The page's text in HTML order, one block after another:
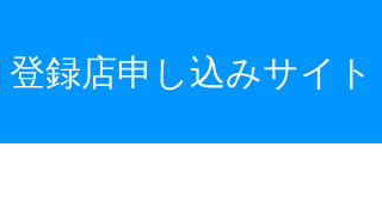
登録店申し込みサイト